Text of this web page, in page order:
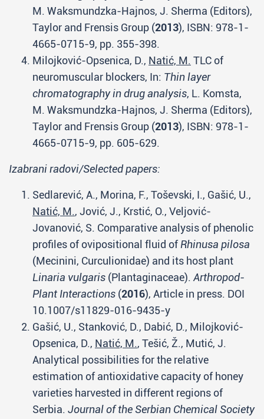
M. Waksmundzka-Hajnos, J. Sherma (Editors),
Taylor and Frensis Group (2013), ISBN: 978-1-
4665-0715-9, pp. 355-398.
Milojković-Opsenica, D., Natić, M. TLC of
neuromuscular blockers, In: Thin layer
chromatography in drug analysis, L. Komsta,
M. Waksmundzka-Hajnos, J. Sherma (Editors),
Taylor and Frensis Group (2013), ISBN: 978-1-
4665-0715-9, pp. 605-629.
Izabrani radovi/Selected papers:
Sedlarević, A., Morina, F., Toševski, I., Gašić, U.,
Natić, M., Jović, J., Krstić, O., Veljović-
Jovanović, S. Comparative analysis of phenolic
profiles of ovipositional fluid ofRhinusa pilosa
(Mecinini, Curculionidae) and its host plant
Linaria vulgaris (Plantaginaceae). Arthropod-
Plant Interactions (2016), Article in press. DOI
10.1007/s11829-016-9435-y
Gašić, U., Stanković, D., Dabić, D., Milojković-
Opsenica, D., Natić, M., Tešić, Ž., Mutić, J.
Analytical possibilities for the relative
estimation of antioxidative capacity of honey
varieties harvested in different regions of
Serbia. Journal of the Serbian Chemical Society